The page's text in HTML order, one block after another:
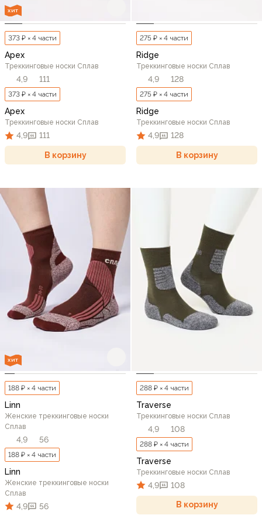
ХИТ
373 ₽ × 4 части
Apex
Треккинговые носки Сплав
4,9 111
373 ₽ × 4 части
Apex
Треккинговые носки Сплав
4,9 111
В корзину
275 ₽ × 4 части
Ridge
Треккинговые носки Сплав
4,9 128
275 ₽ × 4 части
Ridge
Треккинговые носки Сплав
4,9 128
В корзину
ХИТ
188 ₽ × 4 части
Linn
Женские треккинговые носки
Сплав
4,9 56
188 ₽ × 4 части
Linn
Женские треккинговые носки
Сплав
4,9 56
288 ₽ × 4 части
Traverse
Треккинговые носки Сплав
4,9 108
288 ₽ × 4 части
Traverse
Треккинговые носки Сплав
4,9 108
В корзину